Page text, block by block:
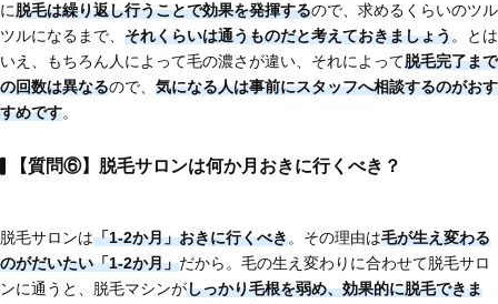
に脱毛は繰り返し行うことで効果を発揮するので、求めるくらいのツル
ツルになるまで、 それくらいは通うものだと考えておきましょう。とは
いえ、もちろん人によって毛の濃さが違い、それによって脱毛完了まで
の回数は異なるので、 気になる人は事前にスタッフへ相談するのがおす
すめです。
【質問⑥】脱毛サロンは何か月おきに行くべき？
脱毛サロンは「1-2か月」おきに行くべき。その理由は毛が生え変わる
のがだいたい「1-2か月」だから。毛の生え変わりに合わせて脱毛サロ
ンに通うと、脱毛マシンがしっかり毛根を弱め、効果的に脱毛できま